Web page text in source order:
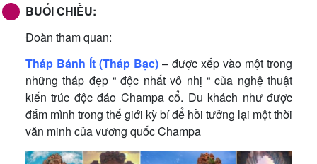
BUỔI CHIỀU:
Đoàn tham quan:
Tháp Bánh Ít (Tháp Bạc) – được xếp vào một trong
những tháp đẹp “ độc nhất vô nhị “ của nghệ thuật
kiến trúc độc đáo Champa cổ. Du khách như được
đắm mình trong thế giới kỳ bí để hồi tưởng lại một thời
văn minh của vương quốc Champa